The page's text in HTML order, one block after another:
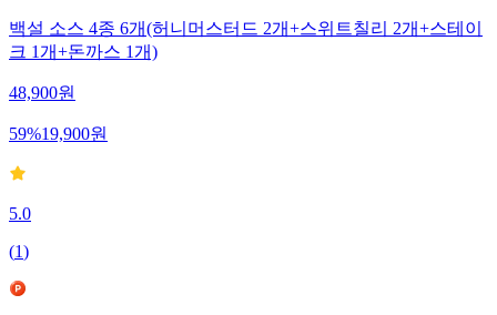
백설 소스 4종 6개(허니머스터드 2개+스위트칠리 2개+스테이
크 1개+돈까스 1개)
48,900원
59%19,900원
5.0
(1)